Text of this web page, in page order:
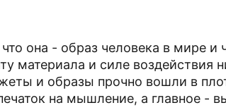
она - образ человека в мире и
материала и силе воздействия
и образы прочно вошли в
на мышление, а главное -